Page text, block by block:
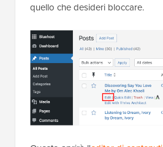
quello che desideri bloccare.